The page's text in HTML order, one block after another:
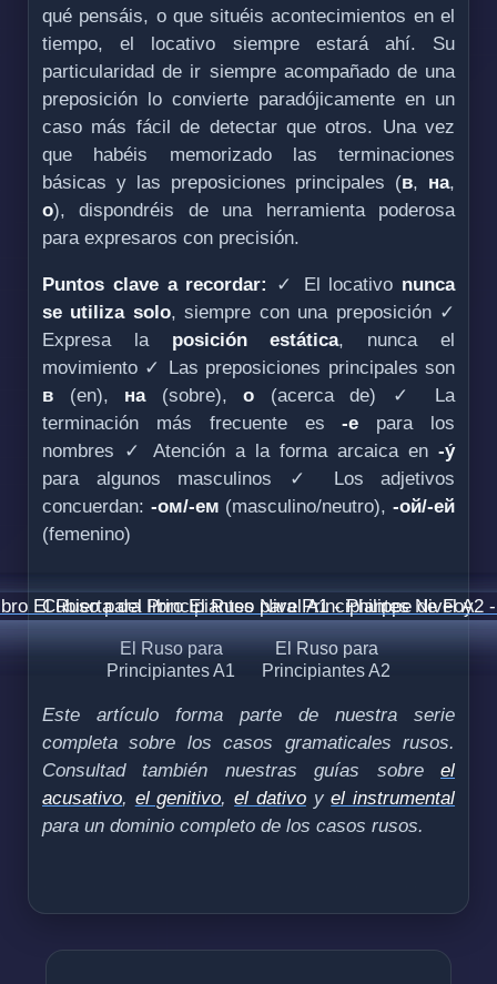
qué pensáis, o que situéis acontecimientos en el
tiempo, el locativo siempre estará ahí. Su
particularidad de ir siempre acompañado de una
preposición lo convierte paradójicamente en un
caso más fácil de detectar que otros. Una vez
que habéis memorizado las terminaciones
básicas y las preposiciones principales (в, на,
о), dispondréis de una herramienta poderosa
para expresaros con precisión.
Puntos clave a recordar: ✓ El locativo nunca
se utiliza solo, siempre con una preposición ✓
Expresa la posición estática, nunca el
movimiento ✓ Las preposiciones principales son
в (en), на(sobre),о (acerca de) ✓ La
terminación más frecuente es-е para los
nombres ✓ Atención a la forma arcaica en -у́
para algunos masculinos ✓ Los adjetivos
concuerdan: -ом/-ем (masculino/neutro),-ой/-ей
(femenino)
El Ruso para
Principiantes A1
El Ruso para
Principiantes A2
Este artículo forma parte de nuestra serie
completa sobre los casos gramaticales rusos.
Consultad también nuestras guías sobre el
acusativo, el genitivo,el dativoyel instrumental
para un dominio completo de los casos rusos.